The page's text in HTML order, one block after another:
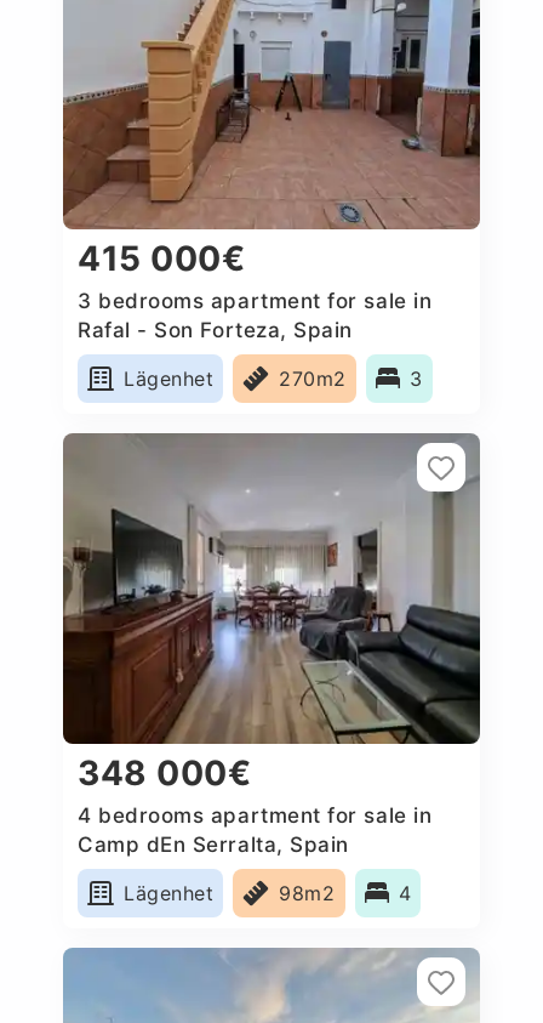
415 000€
3 bedrooms apartment for sale in
Rafal - Son Forteza, Spain
Lägenhet
270m2 3
348 000€
4 bedrooms apartment for sale in
Camp dEn Serralta, Spain
Lägenhet
98m2 4